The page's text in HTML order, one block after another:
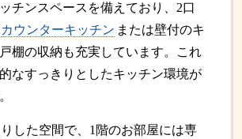
チンスペースを備えており、2口
カウンターキッチン または壁付のキ
棚の収納も充実しています。これ
なすっきりとしたキッチン環境が
した空間で、1階のお部屋には専